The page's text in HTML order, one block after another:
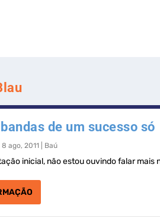
de um sucesso só
|8 ago, 2011 Baú
inicial, não estou ouvindo falar mais